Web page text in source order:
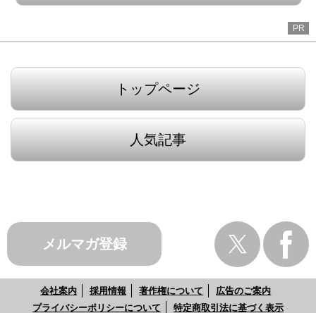
PR
トップページ
人気記事
メルマガ登録
会社案内 採用情報 著作権について
広告のご案内
プライバシーポリシーについて
特定商取引法に基づく表示